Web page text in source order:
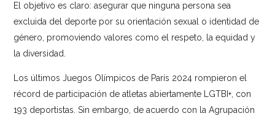
El objetivo es claro: asegurar que ninguna persona sea
excluida del deporte por su orientación sexual o identidad de
género, promoviendo valores como el respeto, la equidad y
la diversidad.
Los últimos Juegos Olímpicos de París 2024 rompieron el
récord de participación de atletas abiertamente LGTBI+, con
193 deportistas. Sin embargo, de acuerdo con la Agrupación